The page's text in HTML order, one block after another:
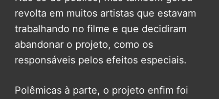
revolta em muitos artistas que estavam
trabalhando no filme e que decidiram
abandonar o projeto, como os
responsáveis pelos efeitos especiais.
Polêmicas à parte, o projeto enfim foi